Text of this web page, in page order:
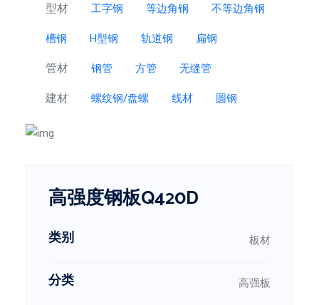
型材 工字钢 等边角钢 不等边角钢
槽钢 H型钢 轨道钢 扁钢
管材 钢管 方管 无缝管
建材 螺纹钢/盘螺 线材 圆钢
高强度钢板Q420D
类别 板材
分类 高强板